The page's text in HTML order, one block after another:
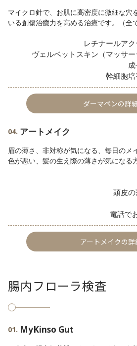
マイクロ針で、お肌に高密度に微細な穴
いる創傷治癒力を高める治療です。（全
レチナールア
ヴェルベットスキン（マッサ
幹細胞
ダーマペンの詳
アートメイク
眉の薄さ、非対称が気になる、毎日のメ
色が悪い、髪の生え際の薄さが気になる
頭皮
電話で
アートメイクの詳
腸内フローラ検査
MyKinso Gut